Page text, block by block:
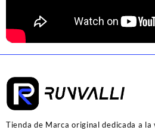
Tienda de Marca original dedicada a